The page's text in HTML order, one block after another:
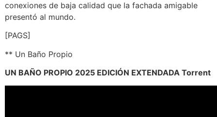
conexiones de baja calidad que la fachada amigable
presentó al mundo.
[PAGS]
** Un Baño Propio
UN BAÑO PROPIO 2025 EDICIÓN EXTENDADA Torrent